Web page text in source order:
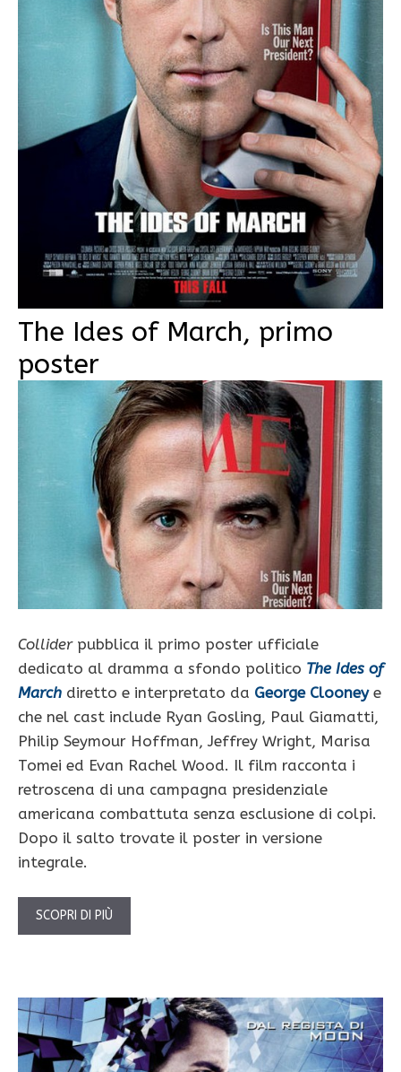
The Ides of March, primo
poster
Colliderpubblica il primo poster ufficiale
dedicato al dramma a sfondo politico The Ides of
March diretto e interpretato da George Clooneye
che nel cast include Ryan Gosling, Paul Giamatti,
Philip Seymour Hoffman, Jeffrey Wright, Marisa
Tomei ed Evan Rachel Wood. Il film racconta i
retroscena di una campagna presidenziale
americana combattuta senza esclusione di colpi.
Dopo il salto trovate il poster in versione
integrale.
SCOPRI DI PIÙ